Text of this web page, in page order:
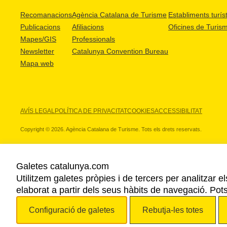
Recomanacions
Publicacions
Mapes/GIS
Newsletter
Mapa web
Agència Catalana de Turisme
Afiliacions
Professionals
Catalunya Convention Bureau
Establiments
Oficines de
AVÍS LEGALPOLÍTICA DE PRIVACITATCOOKIESACCESSIBILITAT
Copyright © 2026. Agència Catalana de Turisme. Tots els drets reservats.
ELS NOSTRES PARTNERS
Galetes catalunya.com
Utilitzem galetes pròpies i de tercers per analitzar
elaborat a partir dels seus hàbits de navegació.
Configuració de galetes Rebutja-les totes